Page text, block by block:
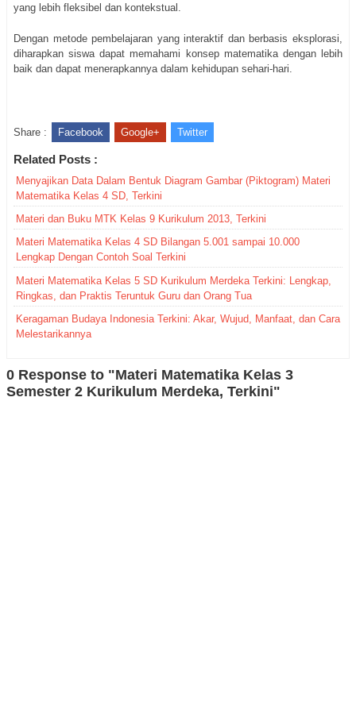
yang lebih fleksibel dan kontekstual.
Dengan metode pembelajaran yang interaktif dan berbasis eksplorasi,
diharapkan siswa dapat memahami konsep matematika dengan lebih
baik dan dapat menerapkannya dalam kehidupan sehari-hari.
Share : Facebook Google+ Twitter
Related Posts :
Menyajikan Data Dalam Bentuk Diagram Gambar (Piktogram) Materi
Matematika Kelas 4 SD, Terkini
Materi dan Buku MTK Kelas 9 Kurikulum 2013, Terkini
Materi Matematika Kelas 4 SD Bilangan 5.001 sampai 10.000
Lengkap Dengan Contoh Soal Terkini
Materi Matematika Kelas 5 SD Kurikulum Merdeka Terkini: Lengkap,
Ringkas, dan Praktis Teruntuk Guru dan Orang Tua
Keragaman Budaya Indonesia Terkini: Akar, Wujud, Manfaat, dan Cara
Melestarikannya
0 Response to "Materi Matematika Kelas 3
Semester 2 Kurikulum Merdeka, Terkini"